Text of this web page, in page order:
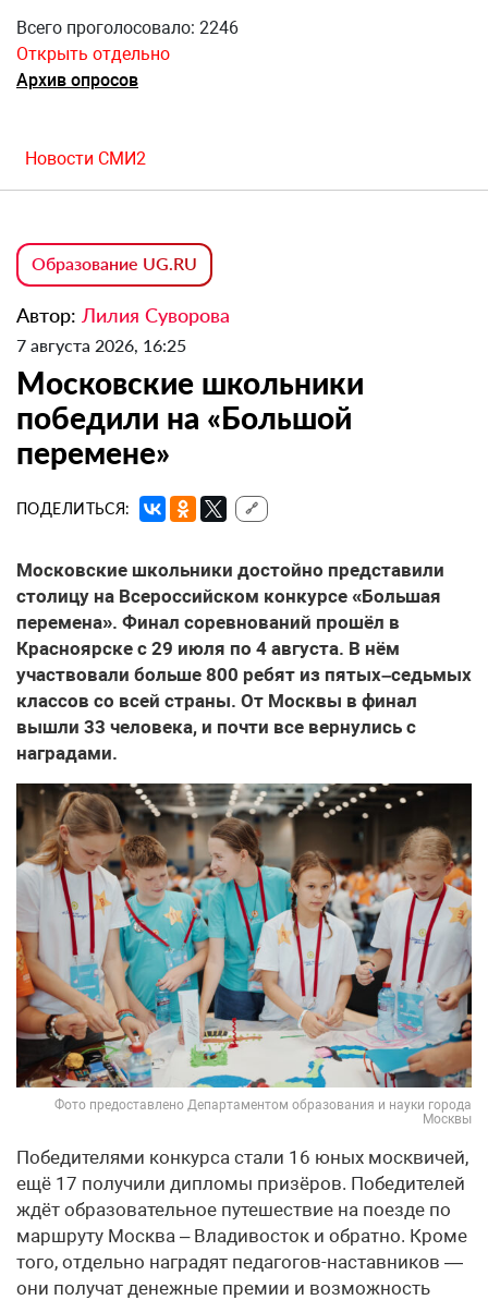
Всего проголосовало: 2246
Открыть отдельно
Архив опросов
Новости СМИ2
Образование UG.RU
Автор: Лилия Суворова
7 августа 2026, 16:25
Московские школьники
победили на «Большой
перемене»
ПОДЕЛИТЬСЯ: 🔗
Московские школьники достойно представили
столицу на Всероссийском конкурсе «Большая
перемена». Финал соревнований прошёл в
Красноярске с 29 июля по 4 августа. В нём
участвовали больше 800 ребят из пятых–седьмых
классов со всей страны. От Москвы в финал
вышли 33 человека, и почти все вернулись с
наградами.
Фото предоставлено Департаментом образования и науки города
Москвы
Победителями конкурса стали 16 юных москвичей,
ещё 17 получили дипломы призёров. Победителей
ждёт образовательное путешествие на поезде по
маршруту Москва – Владивосток и обратно. Кроме
того, отдельно наградят педагогов-наставников —
они получат денежные премии и возможность